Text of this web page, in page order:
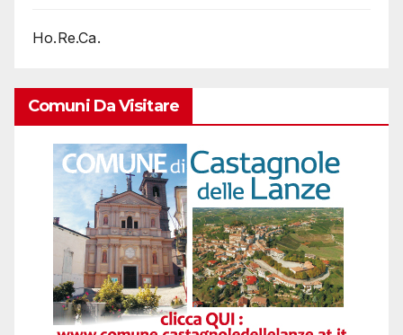
Ho.Re.Ca.
Comuni Da Visitare